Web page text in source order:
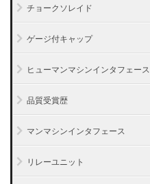
チョークソレイド
ゲージ付キャップ
ヒューマンマシンインタフェース
品質受賞歴
マンマシンインタフェース
リレーユニット